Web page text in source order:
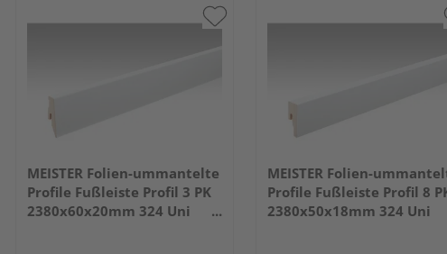
MEISTER Folien-ummantelte
Profile Fußleiste Profil 3 PK
2380x60x20mm 324 Uni
MEISTER Folien-
Profile Fußleiste Profil 8
2380x50x18mm 324 Uni